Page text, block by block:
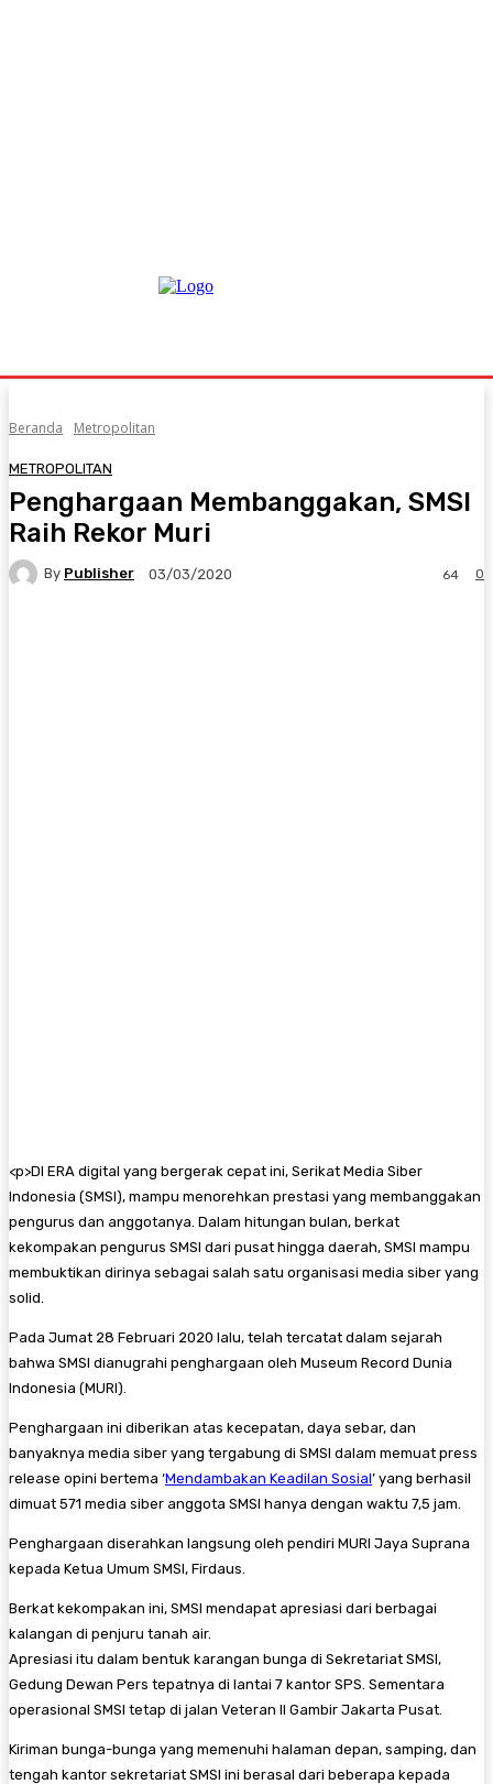
Beranda Metropolitan
METROPOLITAN
Penghargaan Membanggakan, SMSI
Raih Rekor Muri
By Publisher 03/03/2020 0
64
<p>DI ERA digital yang bergerak cepat ini, Serikat Media Siber
Indonesia (SMSI), mampu menorehkan prestasi yang membanggakan
pengurus dan anggotanya. Dalam hitungan bulan, berkat
kekompakan pengurus SMSI dari pusat hingga daerah, SMSI mampu
membuktikan dirinya sebagai salah satu organisasi media siber yang
solid.
Pada Jumat 28 Februari 2020 lalu, telah tercatat dalam sejarah
bahwa SMSI dianugrahi penghargaan oleh Museum Record Dunia
Indonesia (MURI).
Penghargaan ini diberikan atas kecepatan, daya sebar, dan
banyaknya media siber yang tergabung di SMSI dalam memuat press
release opini bertema ‘Mendambakan Keadilan Sosial’ yang berhasil
dimuat 571 media siber anggota SMSI hanya dengan waktu 7,5 jam.
Penghargaan diserahkan langsung oleh pendiri MURI Jaya Suprana
kepada Ketua Umum SMSI, Firdaus.
Berkat kekompakan ini, SMSI mendapat apresiasi dari berbagai
kalangan di penjuru tanah air.
Apresiasi itu dalam bentuk karangan bunga di Sekretariat SMSI,
Gedung Dewan Pers tepatnya di lantai 7 kantor SPS. Sementara
operasional SMSI tetap di jalan Veteran II Gambir Jakarta Pusat.
Kiriman bunga-bunga yang memenuhi halaman depan, samping, dan
tengah kantor sekretariat SMSI ini berasal dari beberapa kepada